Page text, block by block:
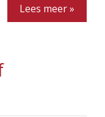
Lees meer »